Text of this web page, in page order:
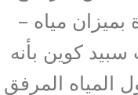
مياه –
كوين بأنه
المرفق